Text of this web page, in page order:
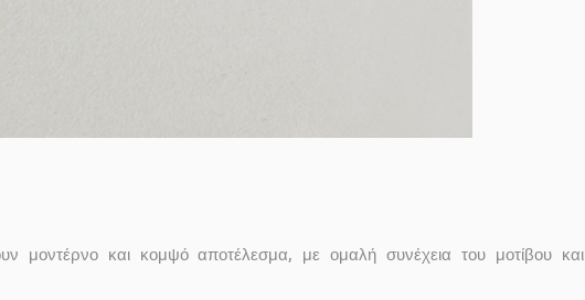
μοντέρνο και κομψό αποτέλεσμα, με ομαλή συνέχεια του μοτίβου και